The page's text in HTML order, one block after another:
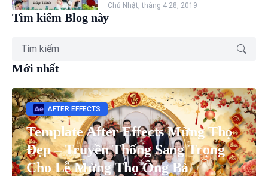
Chủ Nhật, tháng 4 28, 2019
Tìm kiếm Blog này
Mới nhất
AFTER EFFECTS
Template After Effects Mừng Thọ
Đẹp – Truyền Thống Sang Trọng
Cho Lễ Mừng Thọ Ông Bà